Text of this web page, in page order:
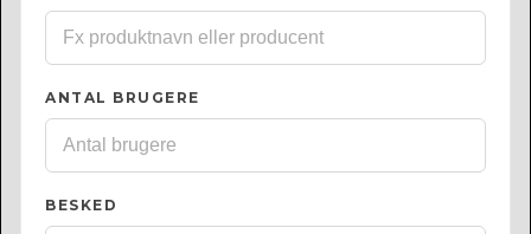
ANTAL BRUGERE
BESKED